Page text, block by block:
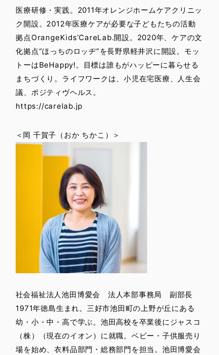
医療研修・実践。2011年オレンジホームケアクリニッ
ク開設。2012年医療ケアが必要な子どもたちの活動
拠点OrangeKids’CareLab.開設。2020年、ケアの文
化拠点“ほっちのロッヂ”を長野県軽井沢に開設。モッ
トーはBeHappy!。目標は誰もがハッピーに暮らせる
まちづくり。ライフワークは、小児在宅医療、人生会
議、ポジティヴヘルス。
https://carelab.jp
＜岡 千賀子（おか ちかこ）＞
社会福祉法人池田博愛会 法人本部事務局 副部長
1971年徳島生まれ。三好市池田町の上野が丘にある
幼・小・中・高で学ぶ。池田高校を卒業後にジャスコ
（株）（現在のイオン）に就職。ベビー・子供服売り
場を始め、衣料品部門・総務部門を担当。池田博愛会